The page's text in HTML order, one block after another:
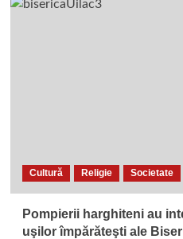
Cultură Religie Societate
Pompierii harghiteni au
uşilor împărăteşti ale